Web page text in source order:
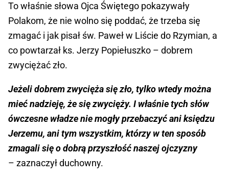
To właśnie słowa Ojca Świętego pokazywały
Polakom, że nie wolno się poddać, że trzeba się
zmagać i jak pisał św. Paweł w Liście do Rzymian, a
co powtarzał ks. Jerzy Popiełuszko – dobrem
zwyciężać zło.
Jeżeli dobrem zwycięża się zło, tylko wtedy można
mieć nadzieję, że się zwycięży. I właśnie tych słów
ówczesne władze nie mogły przebaczyć ani księdzu
Jerzemu, ani tym wszystkim, którzy w ten sposób
zmagali się o dobrą przyszłość naszej ojczyzny
– zaznaczył duchowny.